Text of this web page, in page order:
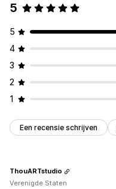
5
5
4
3
2
1
Een recensie schrijven
ThouARTstudio
Verenigde Staten